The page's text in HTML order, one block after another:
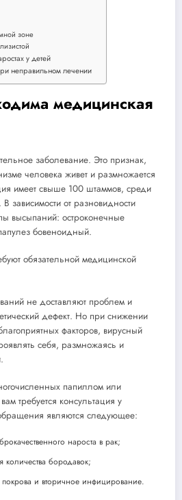
зоне
у детей
неправильном лечении
медицинская
заболевание. Это признак,
человека живет и размножается
имеет свыше 100 штаммов, среди
зависимости от разновидности
высыпаний: остроконечные
бовеноидный.
обязательной медицинской
не доставляют проблем и
дефект. Но при снижении
факторов, вирусный
себя, размножаясь и
папиллом или
требуется консультация у
являются следующее:
нароста в рак;
количества бородавок;
и вторичное инфицирование.